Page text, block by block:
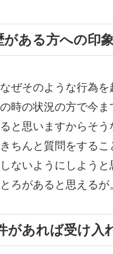
がある方への印
ぜそのような行為
時の状況の方で今
と思いますからそ
ちんと質問をする
ないようにしよう
ろがあると思えるが
があれば受け入